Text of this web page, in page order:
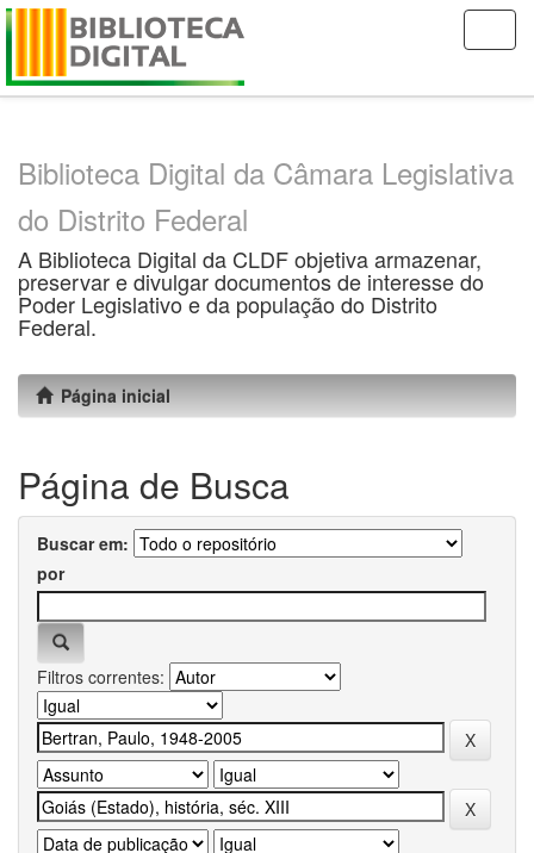
Skip
Biblioteca Digital da Câmara Legislativa
do Distrito Federal
A Biblioteca Digital da CLDF objetiva armazenar,
preservar e divulgar documentos de interesse do
Poder Legislativo e da população do Distrito
Federal.
Página inicial
Página de Busca
Buscar em:
por
Filtros correntes: